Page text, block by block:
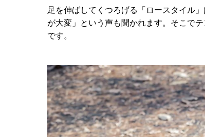
足を伸ばしてくつろげる「ロースタイル
が大変」という声も聞かれます。そこで
です。